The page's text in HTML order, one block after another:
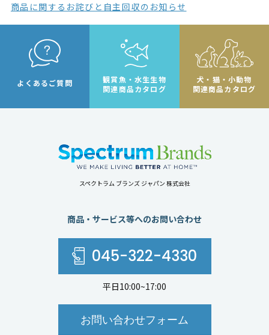
商品に関するお詫びと自主回収のお知らせ
よくあるご質問
観賞魚・水生生物
関連商品カタログ
犬・猫・小動物
関連商品カタログ
スペクトラム ブランズ ジャパン 株式会社
商品・サービス等へのお問い合わせ
045-322-4330
平日10:00~17:00
お問い合わせフォーム